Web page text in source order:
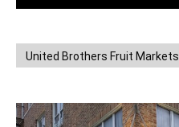
United Brothers Fruit Markets